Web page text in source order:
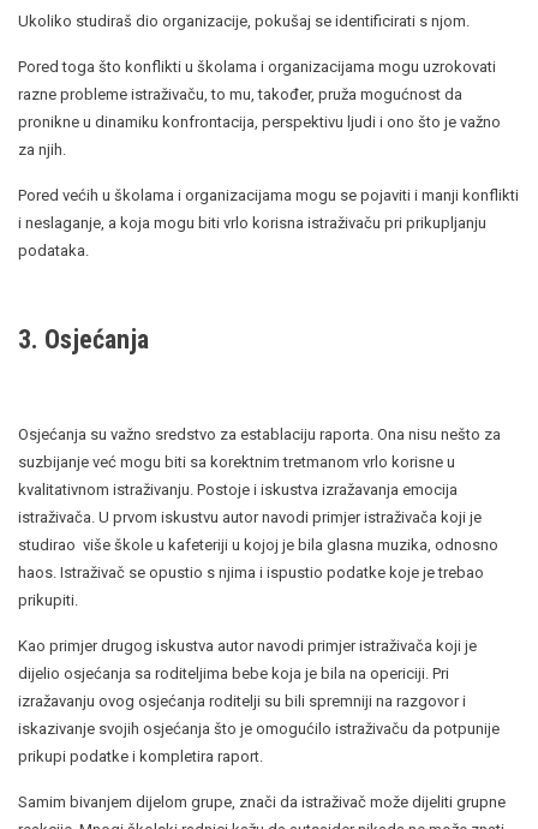
Ukoliko studiraš dio organizacije, pokušaj se identificirati s njom.
Pored toga što konflikti u školama i organizacijama mogu uzrokovati
razne probleme istraživaču, to mu, također, pruža mogućnost da
pronikne u dinamiku konfrontacija, perspektivu ljudi i ono što je važno
za njih.
Pored većih u školama i organizacijama mogu se pojaviti i manji konflikti
i neslaganje, a koja mogu biti vrlo korisna istraživaču pri prikupljanju
podataka.
3. Osjećanja
Osjećanja su važno sredstvo za establaciju raporta. Ona nisu nešto za
suzbijanje već mogu biti sa korektnim tretmanom vrlo korisne u
kvalitativnom istraživanju. Postoje i iskustva izražavanja emocija
istraživača. U prvom iskustvu autor navodi primjer istraživača koji je
studirao više škole u kafeteriji u kojoj je bila glasna muzika, odnosno
haos. Istraživač se opustio s njima i ispustio podatke koje je trebao
prikupiti.
Kao primjer drugog iskustva autor navodi primjer istraživača koji je
dijelio osjećanja sa roditeljima bebe koja je bila na opericiji. Pri
izražavanju ovog osjećanja roditelji su bili spremniji na razgovor i
iskazivanje svojih osjećanja što je omogućilo istraživaču da potpunije
prikupi podatke i kompletira raport.
Samim bivanjem dijelom grupe, znači da istraživač može dijeliti grupne